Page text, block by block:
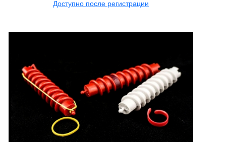
Доступно после регистрации